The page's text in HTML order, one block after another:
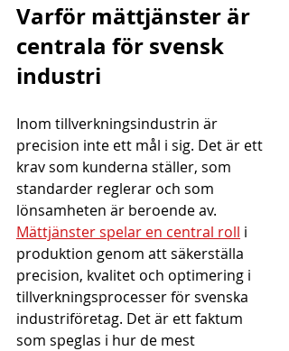
Varför mättjänster är
centrala för svensk
industri
Inom tillverkningsindustrin är
precision inte ett mål i sig. Det är ett
krav som kunderna ställer, som
standarder reglerar och som
lönsamheten är beroende av.
Mättjänster spelar en central roll i
produktion genom att säkerställa
precision, kvalitet och optimering i
tillverkningsprocesser för svenska
industriföretag. Det är ett faktum
som speglas i hur de mest